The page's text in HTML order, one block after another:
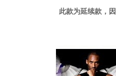
此款为延续款，